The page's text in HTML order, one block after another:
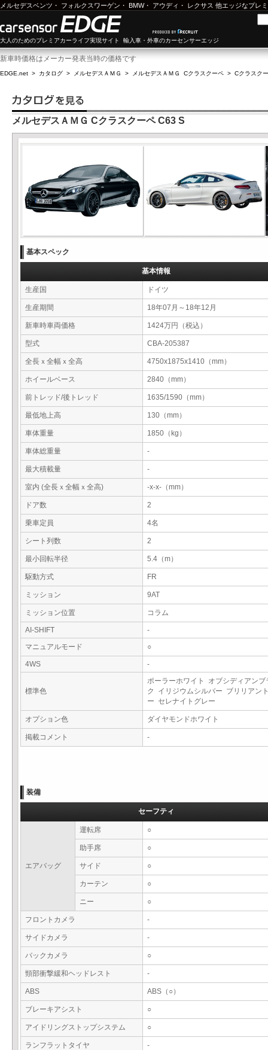
メルセデスベンツ ・ フォルクスワーゲン ・ BMW・ アウディ ・ レクサス 他エッジなプレ
大人のためのプレミアカーライフ実現サイト 輸入車・外車のカーセンサーエッジ
新車時価格はメーカー発表当時の価格です
EDGE.net > カタログ > メルセデスＡＭＧ > メルセデスＡＭＧ Cクラスクーペ > Cクラスク
メルセデスＡＭＧ Cクラスクーペ C63 S
基本スペック
基本情報
生産国 ドイツ
生産期間 18年07月～18年12月
新車時車両価格 1424万円（税込）
型式 CBA-205387
全長ｘ全幅ｘ全高 4750x1875x1410（mm）
ホイールベース 2840（mm）
前トレッド/後トレッド 1635/1590（mm）
最低地上高 130（mm）
車体重量 1850（kg）
車体総重量 -
最大積載量 -
室内 (全長ｘ全幅ｘ全高) -x-x-（mm）
ドア数 2
乗車定員 4名
シート列数 2
最小回転半径 5.4（m）
駆動方式 FR
ミッション 9AT
ミッション位置 コラム
AI-SHIFT
-
マニュアルモード
○
4WS -
標準色
ポーラーホワイト オブシディアンブ
ク イリジウムシルバー ブリリアン
ー セレナイトグレー
オプション色 ダイヤモンドホワイト
掲載コメント -
装備
セーフティ
エアバッグ
運転席 ○
助手席 ○
サイド ○
カーテン ○
ニー ○
フロントカメラ -
サイドカメラ -
バックカメラ ○
頸部衝撃緩和ヘッドレスト -
ABS ABS（○）
ブレーキアシスト ○
アイドリングストップシステム ○
ランフラットタイヤ -